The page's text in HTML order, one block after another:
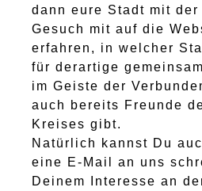
dann eure Stadt mit
Gesuch mit auf die
erfahren, in welcher
für derartige
im Geiste der
auch bereits Freunde
Kreises gibt.
Natürlich kannst Du
eine E-Mail an uns
Deinem Interesse an